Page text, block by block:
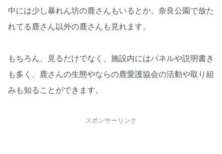
中には少し暴れん坊の鹿さんもいるとか。奈良公園で放た
れてる鹿さん以外の鹿さんも見れます。
もちろん、見るだけでなく、施設内にはパネルや説明書き
も多く、鹿さんの生態やならの鹿愛護協会の活動や取り組
みも知ることができます。
スポンサーリンク